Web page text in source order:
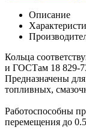
Описание
Кольца
и ГОСТам 18 829-
Предназначены
топливных,
Работоспособны
перемещения до